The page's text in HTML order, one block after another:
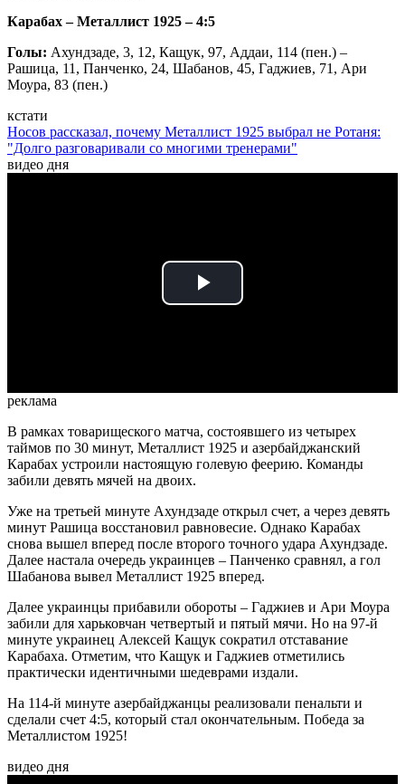
Карабах – Металлист 1925 – 4:5
Голы: Ахундзаде, 3, 12, Кащук, 97, Аддаи, 114 (пен.) –
Рашица, 11, Панченко, 24, Шабанов, 45, Гаджиев, 71, Ари
Моура, 83 (пен.)
кстати
Носов рассказал, почему Металлист 1925 выбрал не Ротаня:
"Долго разговаривали со многими тренерами"
видео дня
Play
реклама
В рамках товарищеского матча, состоявшего из четырех
таймов по 30 минут, Металлист 1925 и азербайджанский
Карабах устроили настоящую голевую феерию. Команды
забили девять мячей на двоих.
Уже на третьей минуте Ахундзаде открыл счет, а через девять
минут Рашица восстановил равновесие. Однако Карабах
снова вышел вперед после второго точного удара Ахундзаде.
Далее настала очередь украинцев – Панченко сравнял, а гол
Шабанова вывел Металлист 1925 вперед.
Далее украинцы прибавили обороты – Гаджиев и Ари Моура
забили для харьковчан четвертый и пятый мячи. Но на 97-й
минуте украинец Алексей Кащук сократил отставание
Карабаха. Отметим, что Кащук и Гаджиев отметились
практически идентичными шедеврами издали.
На 114-й минуте азербайджанцы реализовали пенальти и
сделали счет 4:5, который стал окончательным. Победа за
Металлистом 1925!
видео дня